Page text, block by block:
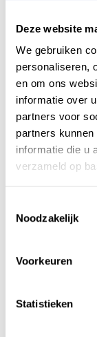
Deze website
We gebruiken
personaliseren,
en om ons
informatie over
partners voor
partners
informatie die u
verzameld op
Noodzakelijk
Voorkeuren
Statistieken